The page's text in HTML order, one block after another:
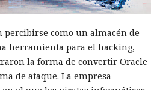
percibirse como un almacén de
herramienta para el hacking,
la forma de convertir Oracle
de ataque. La empresa